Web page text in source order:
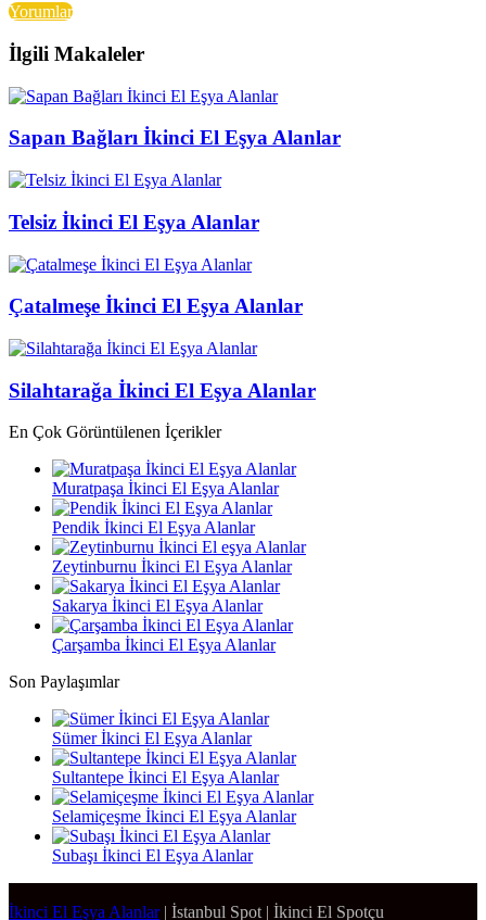
Yorumlar
İlgili Makaleler
Sapan Bağları İkinci El Eşya Alanlar
Telsiz İkinci El Eşya Alanlar
Çatalmeşe İkinci El Eşya Alanlar
Silahtarağa İkinci El Eşya Alanlar
En Çok Görüntülenen İçerikler
Muratpaşa İkinci El Eşya Alanlar
Pendik İkinci El Eşya Alanlar
Zeytinburnu İkinci El Eşya Alanlar
Sakarya İkinci El Eşya Alanlar
Çarşamba İkinci El Eşya Alanlar
Son Paylaşımlar
Sümer İkinci El Eşya Alanlar
Sultantepe İkinci El Eşya Alanlar
Selamiçeşme İkinci El Eşya Alanlar
Subaşı İkinci El Eşya Alanlar
İkinci El Eşya Alanlar İstanbul Spot İkinci El Spotçu